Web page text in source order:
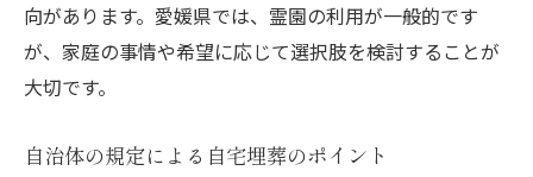
向があります。愛媛県では、霊園の利用が一般的です
が、家庭の事情や希望に応じて選択肢を検討することが
大切です。
自治体の規定による自宅埋葬のポイント